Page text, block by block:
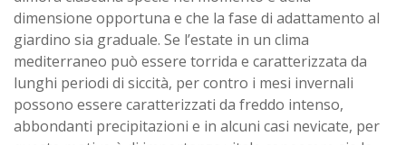
dimensione opportuna e che la fase di adattamento al
giardino sia graduale. Se l’estate in un clima
mediterraneo può essere torrida e caratterizzata da
lunghi periodi di siccità, per contro i mesi invernali
possono essere caratterizzati da freddo intenso,
abbondanti precipitazioni e in alcuni casi nevicate, per